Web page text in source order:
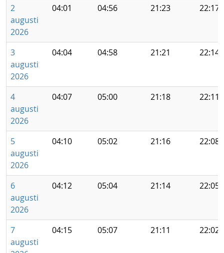
2
augusti
2026
04:01 04:56 21:23 22:17
3
augusti
2026
04:04 04:58 21:21 22:14
4
augusti
2026
04:07 05:00 21:18 22:11
5
augusti
2026
04:10 05:02 21:16 22:08
6
augusti
2026
04:12 05:04 21:14 22:05
7
augusti
04:15 05:07 21:11 22:02